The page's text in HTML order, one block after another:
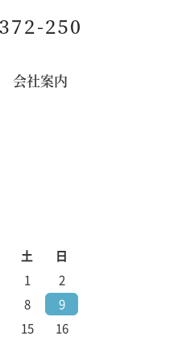
会社案内
土 日
1
2
8
9
15
16